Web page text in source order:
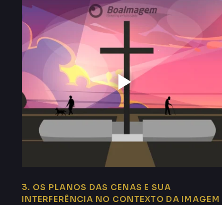
3. OS PLANOS DAS CENAS E SUA
INTERFERÊNCIA NO CONTEXTO DA IMAGEM